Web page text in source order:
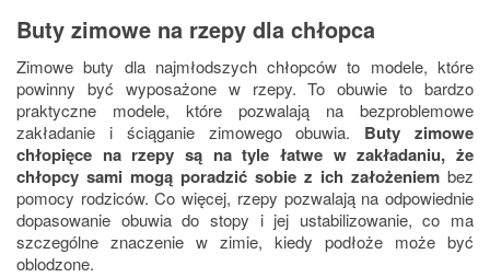
Buty zimowe na rzepy dla chłopca
Zimowe buty dla najmłodszych chłopców to modele, które
powinny być wyposażone w rzepy. To obuwie to bardzo
praktyczne modele, które pozwalają na bezproblemowe
zakładanie i ściąganie zimowego obuwia. Buty zimowe
chłopięce na rzepy są na tyle łatwe w zakładaniu, że
chłopcy sami mogą poradzić sobie z ich założeniem bez
pomocy rodziców. Co więcej, rzepy pozwalają na odpowiednie
dopasowanie obuwia do stopy i jej ustabilizowanie, co ma
szczególne znaczenie w zimie, kiedy podłoże może być
oblodzone.